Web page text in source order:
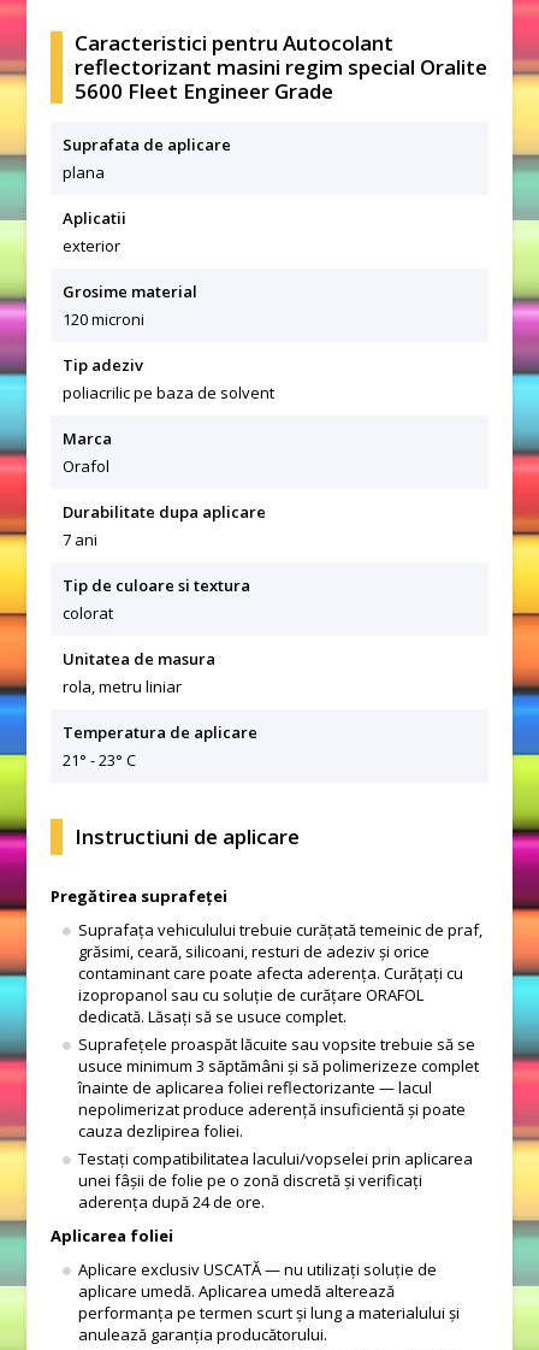
Caracteristici pentru Autocolant
reflectorizant masini regim special Oralite
5600 Fleet Engineer Grade
Suprafata de aplicare
plana
Aplicatii
exterior
Grosime material
120 microni
Tip adeziv
poliacrilic pe baza de solvent
Marca
Orafol
Durabilitate dupa aplicare
7 ani
Tip de culoare si textura
colorat
Unitatea de masura
rola, metru liniar
Temperatura de aplicare
21° - 23° C
Instructiuni de aplicare
Pregătirea suprafeței
Suprafața vehiculului trebuie curățată temeinic de praf,
grăsimi, ceară, silicoani, resturi de adeziv și orice
contaminant care poate afecta aderența. Curățați cu
izopropanol sau cu soluție de curățare ORAFOL
dedicată. Lăsați să se usuce complet.
Suprafețele proaspăt lăcuite sau vopsite trebuie să se
usuce minimum 3 săptămâni și să polimerizeze complet
înainte de aplicarea foliei reflectorizante — lacul
nepolimerizat produce aderență insuficientă și poate
cauza dezlipirea foliei.
Testați compatibilitatea lacului/vopselei prin aplicarea
unei fâșii de folie pe o zonă discretă și verificați
aderența după 24 de ore.
Aplicarea foliei
Aplicare exclusiv USCATĂ — nu utilizați soluție de
aplicare umedă. Aplicarea umedă alterează
performanța pe termen scurt și lung a materialului și
anulează garanția producătorului.